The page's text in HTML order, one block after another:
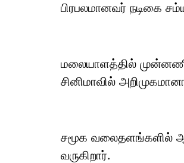
பிரபலமானவர் நடிகை
மலையாளத்தில்
சினிமாவில்
சமூக வலைதளங்களில்
வருகிறார்.